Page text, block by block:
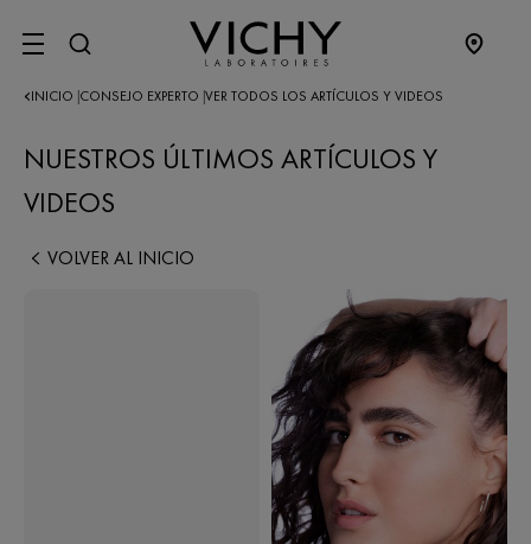
SITE MENU
INICIO CONSEJO EXPERTO VER TODOS LOS ARTÍCULOS Y VIDEOS
NUESTROS ÚLTIMOS ARTÍCULOS Y
VIDEOS
VOLVER AL INICIO